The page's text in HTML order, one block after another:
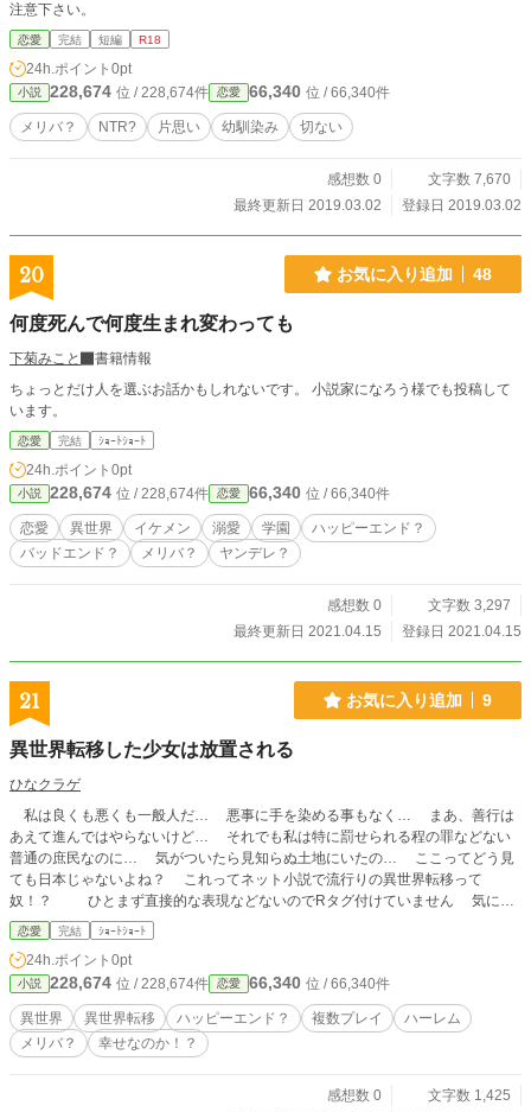
注意下さい。
恋愛 完結 短編 R18
24h.ポイント 0pt
小説 228,674 位 / 228,674件 恋愛 66,340 位 / 66,340件
メリバ？ NTR? 片思い 幼馴染み 切ない
感想数 0
文字数 7,670
最終更新日 2019.03.02
登録日 2019.03.02
20 お気に入り追加 48
何度死んで何度生まれ変わっても
下菊みこと
書籍情報
ちょっとだけ人を選ぶお話かもしれないです。 小説家になろう様でも投稿して
います。
恋愛 完結 ｼｮｰﾄｼｮｰﾄ
24h.ポイント 0pt
小説 228,674 位 / 228,674件 恋愛 66,340 位 / 66,340件
恋愛 異世界 イケメン 溺愛 学園
ハッピーエンド？
バッドエンド？
メリバ？ ヤンデレ？
感想数 0
文字数 3,297
最終更新日 2021.04.15
登録日 2021.04.15
21 お気に入り追加 9
異世界転移した少女は放置される
ひなクラゲ
私は良くも悪くも一般人だ… 悪事に手を染める事もなく… まあ、善行は
あえて進んではやらないけど… それでも私は特に罰せられる程の罪などない
普通の庶民なのに… 気がついたら見知らぬ土地にいたの… ここってどう見
ても日本じゃないよね？ これってネット小説で流行りの異世界転移って
奴！？ ひとまず直接的な表現などないのでRタグ付けていません 気にな
るようでしたらコメントください
恋愛 完結 ｼｮｰﾄｼｮｰﾄ
24h.ポイント 0pt
小説 228,674 位 / 228,674件 恋愛 66,340 位 / 66,340件
異世界 異世界転移 ハッピーエンド？ 複数プレイ
ハーレム
メリバ？
幸せなのか！？
感想数 0
文字数 1,425